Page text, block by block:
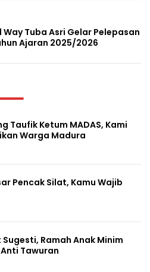
Way Tuba Asri Gelar Pelepasan
Ajaran 2025/2026
Taufik Ketum MADAS, Kami
Warga Madura
Pencak Silat, Kamu Wajib
Ramah Anak Minim
Tawuran